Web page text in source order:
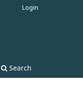
Search
Login